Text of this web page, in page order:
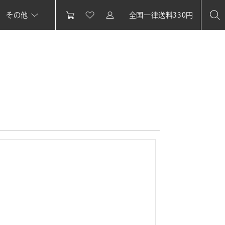
その他 全国一律送料330円